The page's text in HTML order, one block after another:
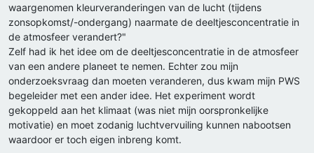
waargenomen kleurveranderingen van de lucht (tijdens
zonsopkomst/-ondergang) naarmate de deeltjesconcentratie in
de atmosfeer verandert?"
Zelf had ik het idee om de deeltjesconcentratie in de atmosfeer
van een andere planeet te nemen. Echter zou mijn
onderzoeksvraag dan moeten veranderen, dus kwam mijn PWS
begeleider met een ander idee. Het experiment wordt
gekoppeld aan het klimaat (was niet mijn oorspronkelijke
motivatie) en moet zodanig luchtvervuiling kunnen nabootsen
waardoor er toch eigen inbreng komt.